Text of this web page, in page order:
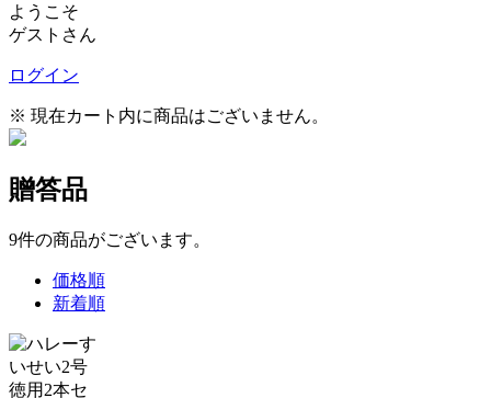
ようこそ
ゲストさん
ログイン
※ 現在カート内に商品はございません。
贈答品
9件の商品がございます。
価格順
新着順